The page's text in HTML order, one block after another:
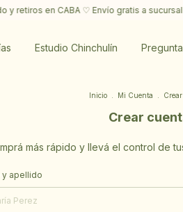
retiros en CABA ♡ Envío gratis a sucursal
Estudio Chinchulín
Inicio Mi Cuenta
Crear
más rápido y llevá el control de
y apellido